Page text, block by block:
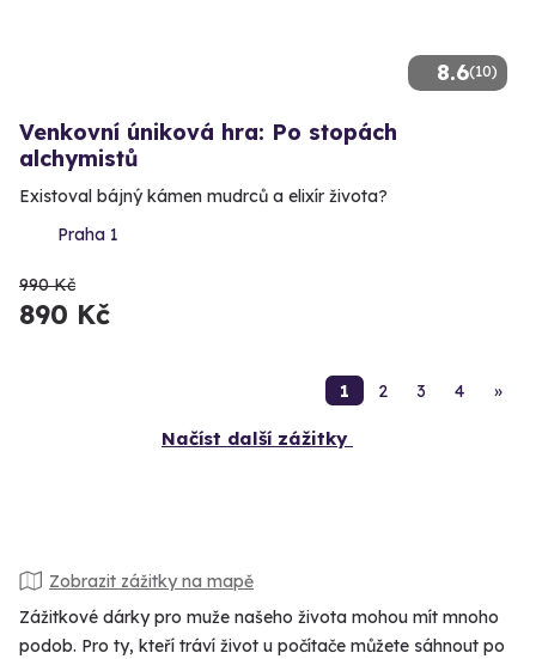
8.6(10)
Venkovní úniková hra: Po stopách
alchymistů
Existoval bájný kámen mudrců a elixír života?
Praha 1
990 Kč
890 Kč
1 2 3 4 »
Načíst další zážitky
Zobrazit zážitky na mapě
Zážitkové dárky pro muže našeho života mohou mít mnoho
podob. Pro ty, kteří tráví život u počítače můžete sáhnout po